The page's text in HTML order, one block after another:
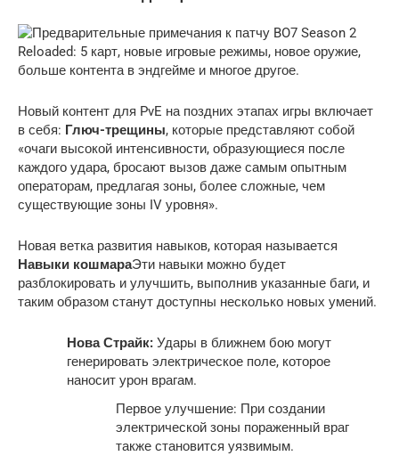
Новый контент для PvE на поздних этапах игры включает
в себя: Глюч-трещины, которые представляют собой
«очаги высокой интенсивности, образующиеся после
каждого удара, бросают вызов даже самым опытным
операторам, предлагая зоны, более сложные, чем
существующие зоны IV уровня».
Новая ветка развития навыков, которая называется
Навыки кошмараЭти навыки можно будет
разблокировать и улучшить, выполнив указанные баги, и
таким образом станут доступны несколько новых умений.
Нова Страйк: Удары в ближнем бою могут
генерировать электрическое поле, которое
наносит урон врагам.
Первое улучшение: При создании
электрической зоны пораженный враг
также становится уязвимым.